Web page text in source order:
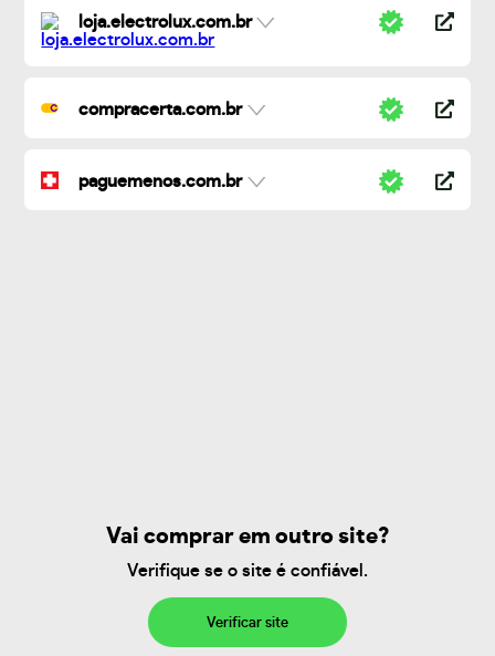
loja.electrolux.com.br
compracerta.com.br
paguemenos.com.br
Vai comprar em outro site?
Verifique se o site é confiável.
Verificar site